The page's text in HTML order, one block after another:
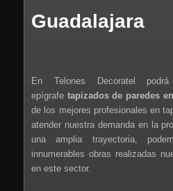
Guadalajara
En Telones Decoratel
epígrafe tapizados de paredes
de los mejores profesionales en
atender nuestra demanda en la
una amplia trayectoria,
innumerables obras realizadas
en este sector.